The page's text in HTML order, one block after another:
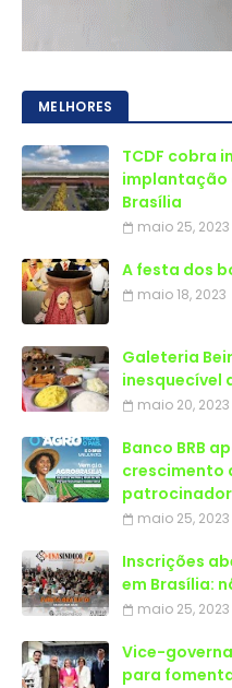
MELHORES
TCDF cobra
implantação
Brasília
maio 25, 2023
A festa dos
maio 18, 2023
Galeteria
inesquecível
maio 20, 2023
Banco BRB
crescimento
patrocinador
maio 25, 2023
Inscrições
em Brasília:
maio 25, 2023
Vice-
para